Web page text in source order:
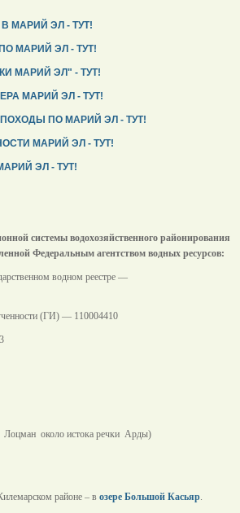
МАРИЙ ЭЛ - ТУТ!
МАРИЙ ЭЛ - ТУТ!
МАРИЙ ЭЛ" - ТУТ!
МАРИЙ ЭЛ - ТУТ!
ПО МАРИЙ ЭЛ - ТУТ!
МАРИЙ ЭЛ - ТУТ!
ЭЛ - ТУТ!
системы водохозяйственного районирования
Федеральным агентством водных ресурсов:
водном реестре —
(ГИ) — 110004410
около истока речки Арды)
районе – в озере Большой Касьяр.